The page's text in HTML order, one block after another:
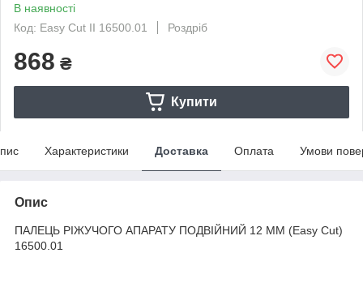
В наявності
Код: Easy Cut II 16500.01
Роздріб
868 ₴
Купити
Характеристики Доставка Оплата Умови
Опис
ПАЛЕЦЬ РІЖУЧОГО АПАРАТУ ПОДВІЙНИЙ 12 ММ (Easy Cut)
16500.01